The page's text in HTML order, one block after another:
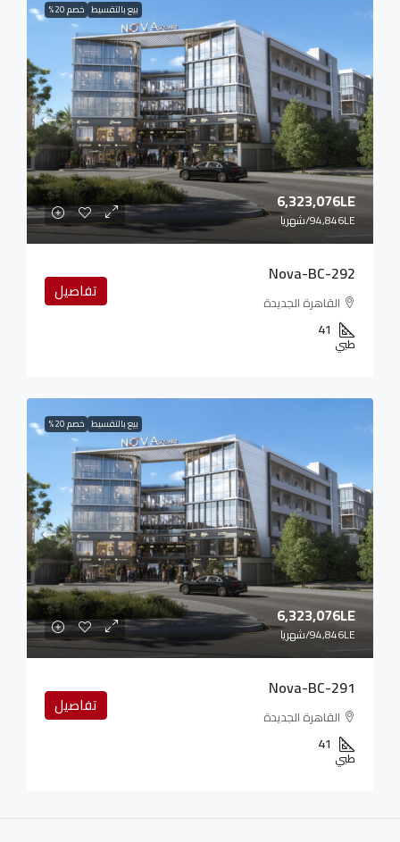
بيع بالتقسيط خصم 20%
6,323,076LE
94,846LE/شهريا
Nova-BC-292
القاهرة الجديدة
41
طبي
تفاصيل
بيع بالتقسيط خصم 20%
6,323,076LE
94,846LE/شهريا
Nova-BC-291
القاهرة الجديدة
41
طبي
تفاصيل